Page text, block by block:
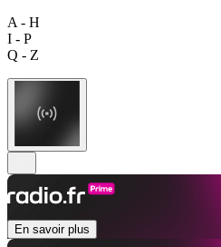
A - H
I - P
Q - Z
En savoir plus